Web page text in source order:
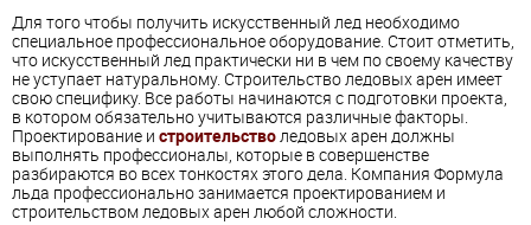
Для того чтобы получить искусственный лед необходимо
специальное профессиональное оборудование. Стоит отметить,
что искусственный лед практически ни в чем по своему качеству
не уступает натуральному. Строительство ледовых арен имеет
свою специфику. Все работы начинаются с подготовки проекта,
в котором обязательно учитываются различные факторы.
Проектирование и строительстволедовых арен должны
выполнять профессионалы, которые в совершенстве
разбираются во всех тонкостях этого дела. Компания Формула
льда профессионально занимается проектированием и
строительством ледовых арен любой сложности.